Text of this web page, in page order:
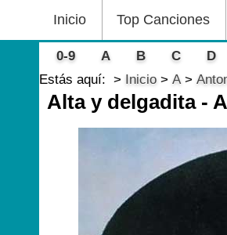
Inicio Top Canciones
0-9 A B C D
Estás aquí:
Inicio A
Alta y delgadita -